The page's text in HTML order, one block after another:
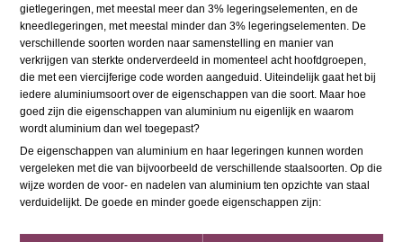
gietlegeringen, met meestal meer dan 3% legeringselementen, en de
kneedlegeringen, met meestal minder dan 3% legeringselementen. De
verschillende soorten worden naar samenstelling en manier van
verkrijgen van sterkte onderverdeeld in momenteel acht hoofdgroepen,
die met een viercijferige code worden aangeduid. Uiteindelijk gaat het bij
iedere aluminiumsoort over de eigenschappen van die soort. Maar hoe
goed zijn die eigenschappen van aluminium nu eigenlijk en waarom
wordt aluminium dan wel toegepast?
De eigenschappen van aluminium en haar legeringen kunnen worden
vergeleken met die van bijvoorbeeld de verschillende staalsoorten. Op die
wijze worden de voor- en nadelen van aluminium ten opzichte van staal
verduidelijkt. De goede en minder goede eigenschappen zijn: